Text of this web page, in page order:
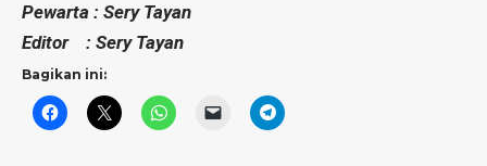
Pewarta : Sery Tayan
Editor : Sery Tayan
Bagikan ini: